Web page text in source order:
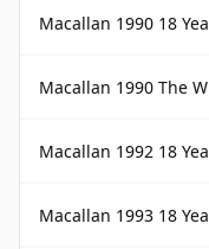
Macallan 1990 18
Macallan 1990 The
Macallan 1992 18
Macallan 1993 18